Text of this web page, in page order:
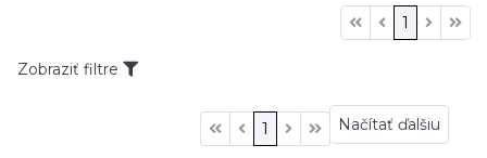
1
Zobraziť filtre
Načítať ďalšiu
1